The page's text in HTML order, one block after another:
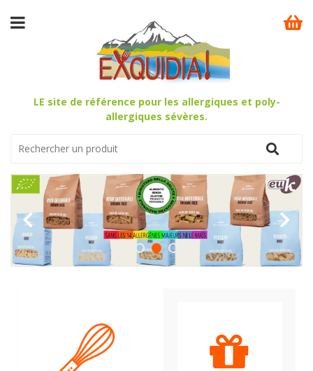
LE site de référence pour les allergiques et poly-
allergiques sévères.